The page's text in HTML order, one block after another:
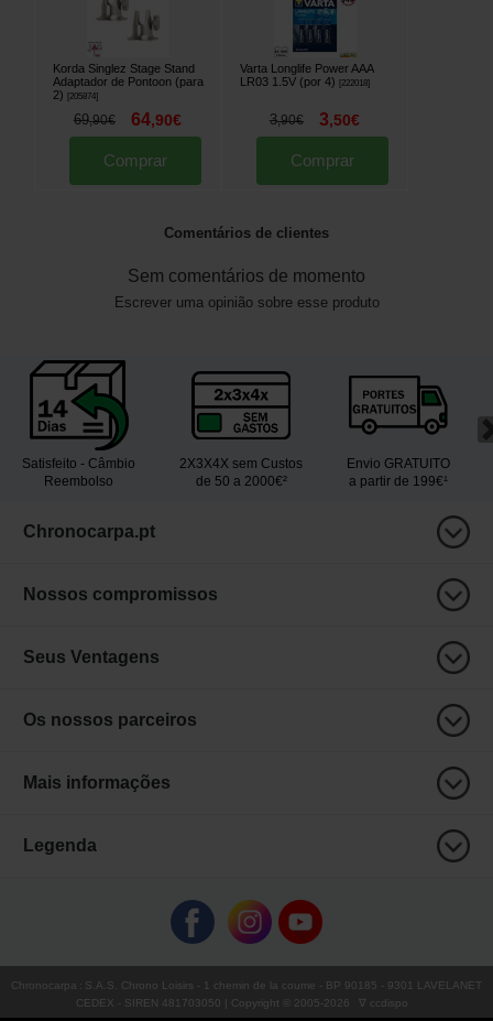
Korda Singlez Stage Stand
Adaptador de Pontoon (para
2)
[205874]
69,90€ 64,90€
Comprar
Varta Longlife Power AAA
LR03 1.5V (por 4)
[222018]
3,90€ 3,50€
Comprar
Comentários de clientes
Sem comentários de momento
Escrever uma opinião sobre esse produto
Satisfeito - Câmbio
Reembolso
2X3X4X sem Custos
de 50 a 2000€²
Envio GRATUITO
a partir de 199€¹
Chronocarpa.pt
Nossos compromissos
Seus Ventagens
Os nossos parceiros
Mais informações
Legenda
Chronocarpa : S.A.S. Chrono Loisirs - 1 chemin de la coume - BP 90185 - 9301 LAVELANET
CEDEX - SIREN 481703050 | Copyright © 2005-2026 ∇ ccdispo